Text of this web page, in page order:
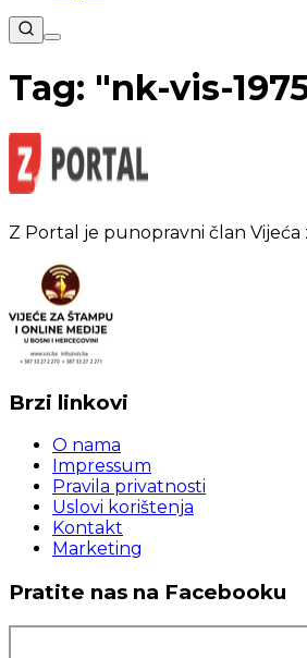
Tag: "nk-vis-
Z Portal je punopravni član
Brzi linkovi
O nama
Impressum
Pravila privatnosti
Uslovi korištenja
Kontakt
Marketing
Pratite nas na Facebooku